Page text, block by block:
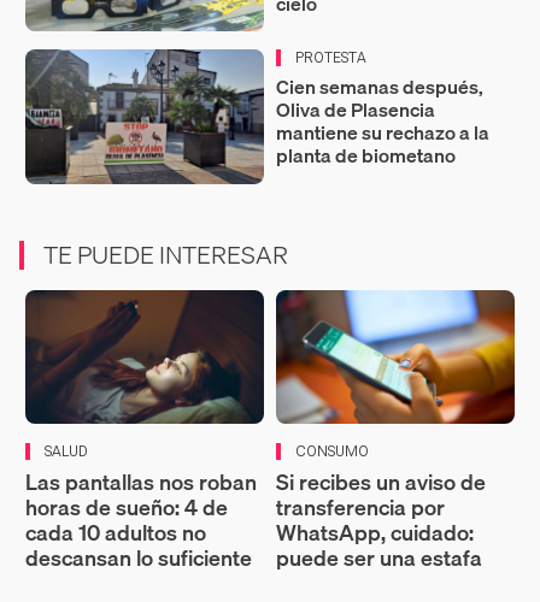
PROTESTA
Cien semanas después,
Oliva de Plasencia
mantiene su rechazo a la
planta de biometano
TE PUEDE INTERESAR
SALUD
Las pantallas nos roban
horas de sueño: 4 de
cada 10 adultos no
descansan lo suficiente
CONSUMO
Si recibes un aviso de
transferencia por
WhatsApp, cuidado:
puede ser una estafa